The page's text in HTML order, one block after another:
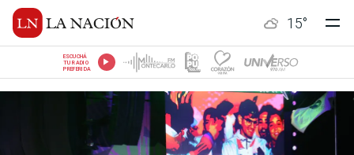
15°
ESCUCHÁ
TU RADIO
PREFERIDA